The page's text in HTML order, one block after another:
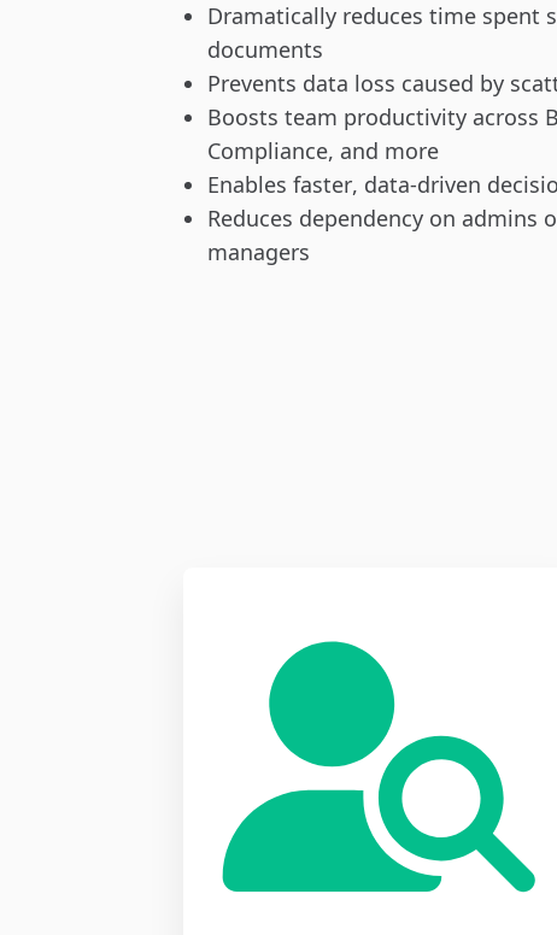
Dramatically reduces time spent
documents
Prevents data loss caused by
Boosts team productivity across
Compliance, and more
Enables faster, data-driven
Reduces dependency on admins
managers